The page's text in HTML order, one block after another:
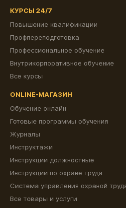
КУРСЫ 24/7
Повышение квалификации
Профпереподготовка
Профессиональное обучение
Внутрикорпоративное обучение
Все курсы
ONLINE-МАГАЗИН
Обучение онлайн
Готовые программы обучения
Журналы
Инструктажи
Инструкции должностные
Инструкции по охране труда
Система управления охраной
Все товары и услуги